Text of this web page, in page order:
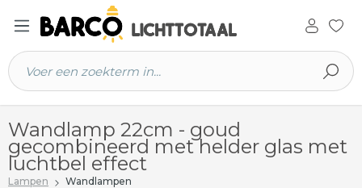
hoofdinhoud
Wandlamp 22cm - goud
gecombineerd met helder glas met
luchtbel effect
Lampen Wandlampen